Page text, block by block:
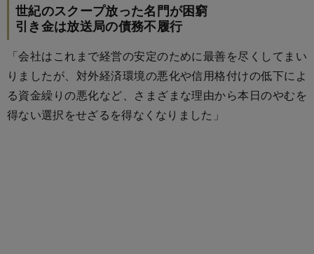
世紀のスクープ放った名門が困窮
引き金は放送局の債務不履行
「会社はこれまで経営の安定のために最善を尽くしてまい
りましたが、対外経済環境の悪化や信用格付けの低下によ
る資金繰りの悪化など、さまざまな理由から本日のやむを
得ない選択をせざるを得なくなりました」